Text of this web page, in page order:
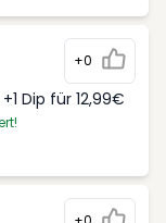
+0
Dip für 12,99€